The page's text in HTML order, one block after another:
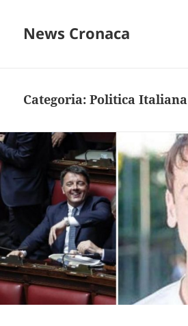
News Cronaca
Categoria:Politica Italiana